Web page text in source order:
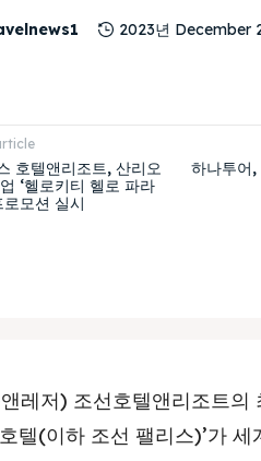
2023년 December
호텔앤리조트, 산리오
‘헬로키티 헬로 파라
로모션 실시
하나투어,
레저) 조선호텔앤리조트의
텔(이하 조선 팰리스)’가